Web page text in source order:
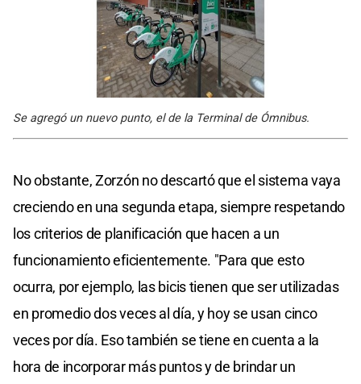
Se agregó un nuevo punto, el de la Terminal de Ómnibus.
No obstante, Zorzón no descartó que el sistema vaya
creciendo en una segunda etapa, siempre respetando
los criterios de planificación que hacen a un
funcionamiento eficientemente. "Para que esto
ocurra, por ejemplo, las bicis tienen que ser utilizadas
en promedio dos veces al día, y hoy se usan cinco
veces por día. Eso también se tiene en cuenta a la
hora de incorporar más puntos y de brindar un